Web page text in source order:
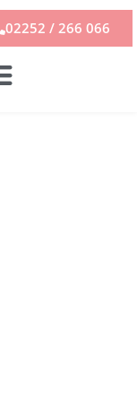
02252 / 266 066